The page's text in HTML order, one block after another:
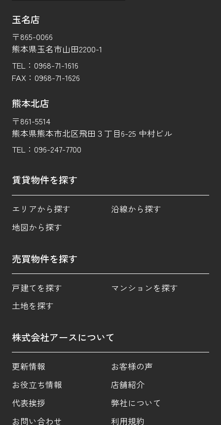
玉名店
〒865-0066
熊本県玉名市山田2200-1
TEL： 0968-71-1616
FAX： 0968-71-1626
熊本北店
〒861-5514
熊本県熊本市北区飛田３丁目6-25 中村ビル
TEL： 096-247-7700
賃貸物件を探す
エリアから探す
沿線から探す
地図から探す
売買物件を探す
戸建てを探す
マンションを探す
土地を探す
株式会社アースについて
更新情報
お客様の声
お役立ち情報
店舗紹介
代表挨拶
弊社について
お問い合わせ
利用規約